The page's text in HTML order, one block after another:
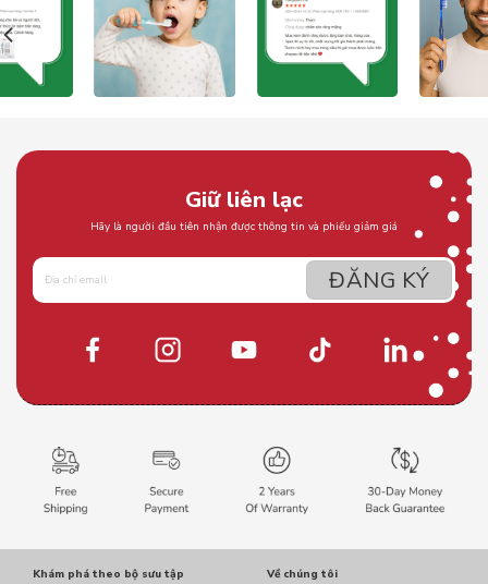
Giữ liên lạc
Hãy là người đầu tiên nhận được thông tin và phiếu giảm giá
Khám phá theo bộ sưu tập Về chúng tôi